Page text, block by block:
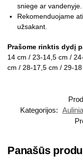
sniege ar vandenyje.
Rekomenduojame
užsakant.
Prašome rinktis dydį
14 cm / 23-14,5 cm /
cm / 28-17,5 cm / 29-18
Kategorijos:
Panašūs